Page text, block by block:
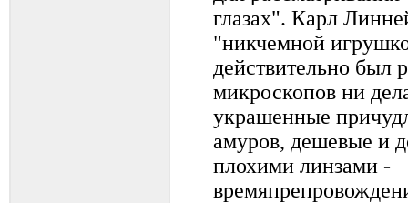
глазах". Карл
"никчемной
действительно был
микроскопов ни
украшенные
амуров, дешевые и
плохими линзами -